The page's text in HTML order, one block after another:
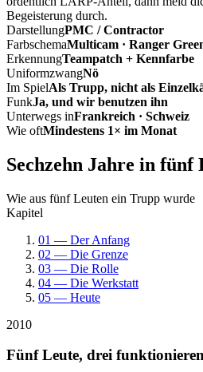
Begeisterung durch.
DarstellungPMC / Contractor
FarbschemaMulticam · Ranger
ErkennungTeampatch + Kennfarbe
UniformzwangNö
Im SpielAls Trupp, nicht als
FunkJa, und wir benutzen ihn
Unterwegs inFrankreich · Schweiz
Wie oftMindestens 1× im Monat
Sechzehn Jahre in fünf
Wie aus fünf Leuten ein Trupp wurde
Kapitel
01 — Der Anfang
02 — Die Grenze
03 — Die Rolle
04 — Die Werkstatt
05 — Heute
2010
Fünf Leute, drei